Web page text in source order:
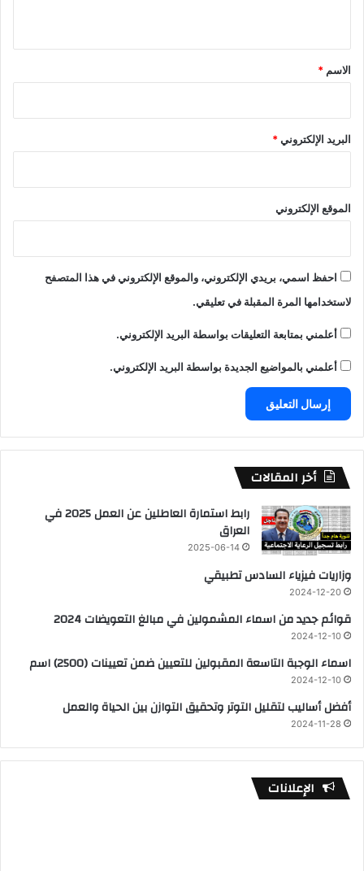
*
الاسم *
البريد الإلكتروني*
الموقع الإلكتروني
احفظ اسمي، بريدي الإلكتروني، والموقع الإلكتروني في هذا المتصفح
لاستخدامها المرة المقبلة في تعليقي.
أعلمني بمتابعة التعليقات بواسطة البريد الإلكتروني.
أعلمني بالمواضيع الجديدة بواسطة البريد الإلكتروني.
أخر المقالات
رابط استمارة العاطلين عن العمل 2025 في
العراق
2025-06-14
وزاريات فيزياء السادس تطبيقي
2024-12-20
قوائم جديد من اسماء المشمولين في مبالغ التعويضات 2024
2024-12-10
اسماء الوجبة التاسعة المقبولين للتعيين ضمن تعيينات (2500) اسم
2024-12-10
أفضل أساليب لتقليل التوتر وتحقيق التوازن بين الحياة والعمل
2024-11-28
الإعلانات